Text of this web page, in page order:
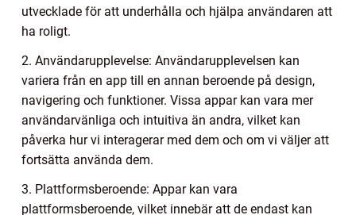
utvecklade för att underhålla och hjälpa användaren att
ha roligt.
2. Användarupplevelse: Användarupplevelsen kan
variera från en app till en annan beroende på design,
navigering och funktioner. Vissa appar kan vara mer
användarvänliga och intuitiva än andra, vilket kan
påverka hur vi interagerar med dem och om vi väljer att
fortsätta använda dem.
3. Plattformsberoende: Appar kan vara
plattformsberoende, vilket innebär att de endast kan